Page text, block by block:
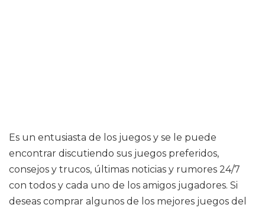
Es un entusiasta de los juegos y se le puede
encontrar discutiendo sus juegos preferidos,
consejos y trucos, últimas noticias y rumores 24/7
con todos y cada uno de los amigos jugadores. Si
deseas comprar algunos de los mejores juegos del